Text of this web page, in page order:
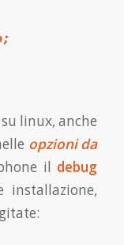
linux, anche
opzioni da
il debug
installazione,